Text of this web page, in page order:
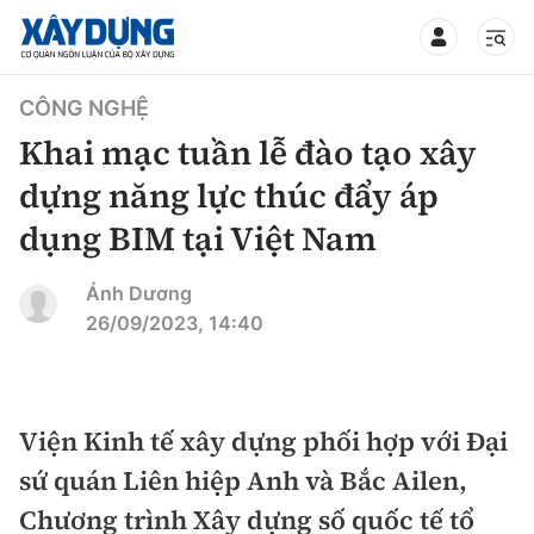
TIN BỘ XÂY DỰNG
CHUYÊN MỤC
Mới nhất
Chính trị
Xã hội
Xây dựng
Chỉ đạo điều hành
Giao thông
CÔNG NGHỆ
Khai mạc tuần lễ đào tạo xây
dựng năng lực thúc đẩy áp
dụng BIM tại Việt Nam
Ánh Dương
26/09/2023, 14:40
Viện Kinh tế xây dựng phối hợp với Đại
sứ quán Liên hiệp Anh và Bắc Ailen,
Chương trình Xây dựng số quốc tế tổ